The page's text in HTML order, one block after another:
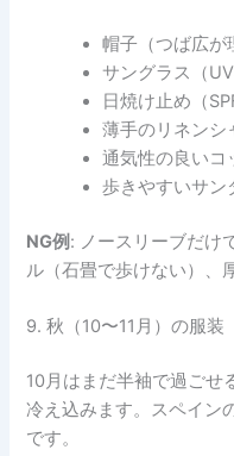
帽子（つば広が
サングラス（
日焼け止め（
薄手のリネンシ
通気性の良いコ
歩きやすいサン
NG例 : ノースリーブだけ
ル（石畳で歩けない）、
9. 秋（10〜11月）の服装
10月はまだ半袖で過ごせ
冷え込みます。スペイン
です。